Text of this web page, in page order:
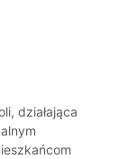
działająca